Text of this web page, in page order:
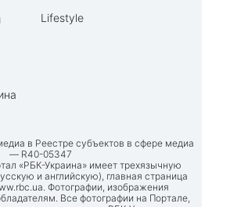
Lifestyle
в Реестре субъектов в сфере медиа
— R40-05347
«РБК-Украина» имеет трехязычную
и английскую), главная страница
. Фотографии, изображения
Все фотографии на Портале,